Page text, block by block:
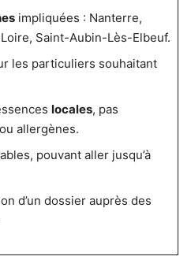
impliquées : Nanterre,
Saint-Aubin-Lès-Elbeuf.
les particuliers souhaitant
locales, pas
allergènes.
pouvant aller jusqu’à
d’un dossier auprès des